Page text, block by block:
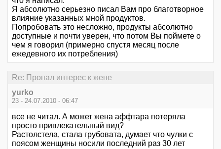
Я абсолютно серьезно писал Вам про благотворное
влияние указанных мной продуктов.
Попробовать это несложно, продукты абсолютно
доступные и почти уверен, что потом Вы поймете о
чем я говорил (примерно спустя месяц после
ежедевного их потребления)
Re: Пропал интерес к жене
yurko
23 - 24.07.2010 - 06:47
все не читал. А может жена аффтара потеряла
просто привлекательный вид?
Растолстела, стала грубовата, думает что чулки с
поясом женщины носили последний раз 30 лет